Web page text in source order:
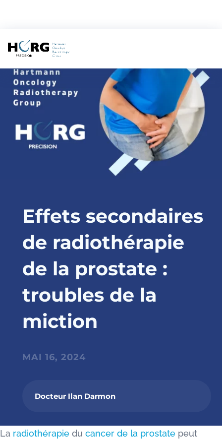
Effets secondaires
de radiothérapie
de la prostate :
troubles de la
miction
MAI 16, 2024
Docteur Ilan Darmon
La radiothérapie du cancer de la prostate peut